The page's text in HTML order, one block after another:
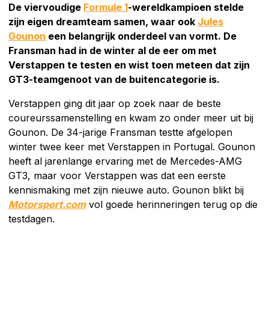
De viervoudige Formule 1-wereldkampioen stelde
zijn eigen dreamteam samen, waar ook Jules
Gounon een belangrijk onderdeel van vormt. De
Fransman had in de winter al de eer om met
Verstappen te testen en wist toen meteen dat zijn
GT3-teamgenoot van de buitencategorie is.
Verstappen ging dit jaar op zoek naar de beste
coureurssamenstelling en kwam zo onder meer uit bij
Gounon. De 34-jarige Fransman testte afgelopen
winter twee keer met Verstappen in Portugal. Gounon
heeft al jarenlange ervaring met de Mercedes-AMG
GT3, maar voor Verstappen was dat een eerste
kennismaking met zijn nieuwe auto. Gounon blikt bij
Motorsport.comvol goede herinneringen terug op die
testdagen.